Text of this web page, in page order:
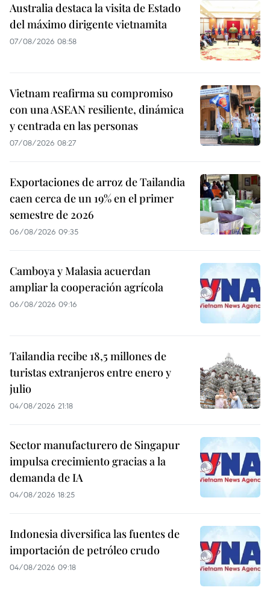
Australia destaca la visita de Estado
del máximo dirigente vietnamita
07/08/2026 08:58
Vietnam reafirma su compromiso
con una ASEAN resiliente, dinámica
y centrada en las personas
07/08/2026 08:27
Exportaciones de arroz de Tailandia
caen cerca de un 19% en el primer
semestre de 2026
06/08/2026 09:35
Camboya y Malasia acuerdan
ampliar la cooperación agrícola
06/08/2026 09:16
Tailandia recibe 18,5 millones de
turistas extranjeros entre enero y
julio
04/08/2026 21:18
Sector manufacturero de Singapur
impulsa crecimiento gracias a la
demanda de IA
04/08/2026 18:25
Indonesia diversifica las fuentes de
importación de petróleo crudo
04/08/2026 09:18